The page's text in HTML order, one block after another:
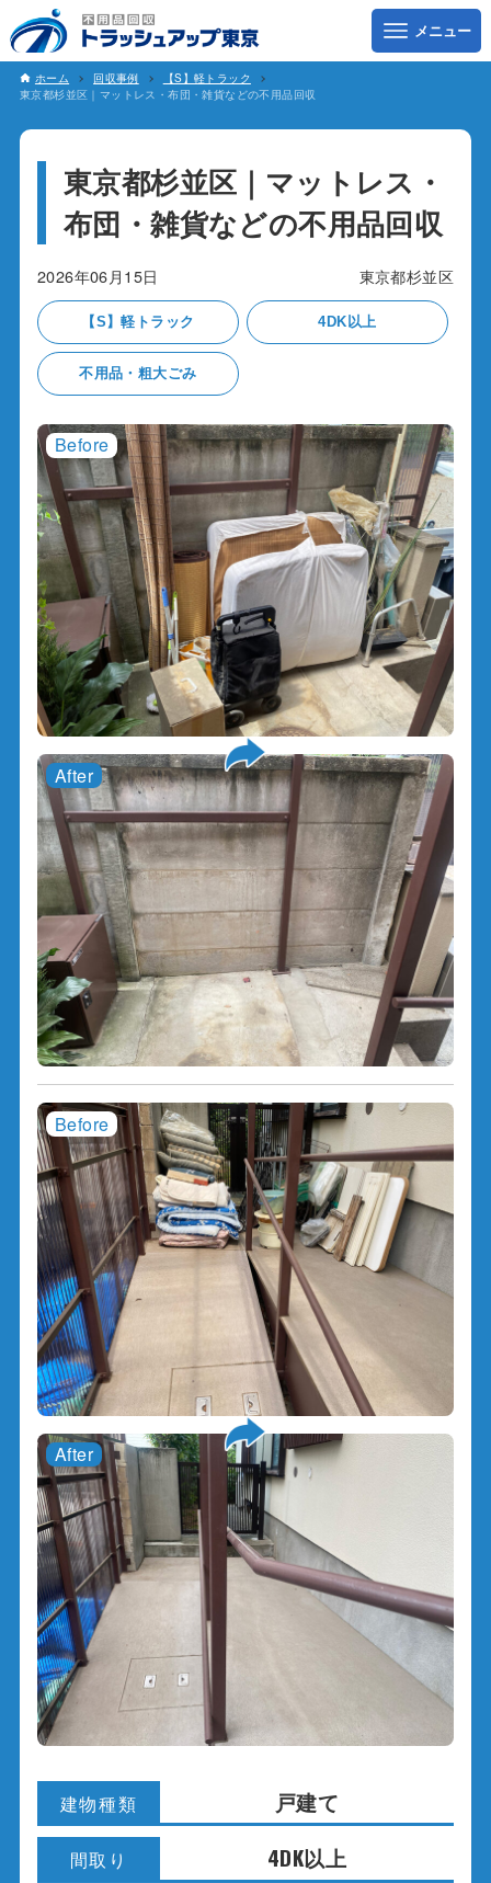
ホーム 回収事例
【S】軽トラック
東京都杉並区｜マットレス・布団・雑貨などの不用品回収
東京都杉並区｜マットレス・
布団・雑貨などの不用品回収
2026年06月15日 東京都杉並区
【S】軽トラック 4DK以上
不用品・粗大ごみ
建物種類 戸建て
間取り 4DK以上